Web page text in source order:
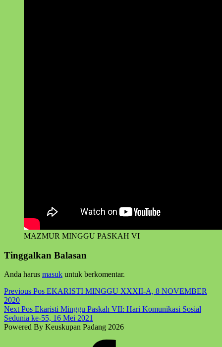
MAZMUR MINGGU PASKAH VI
Skip
back
to
main
navigation
Tinggalkan Balasan
Anda harus masuk untuk berkomentar.
Post
navigation
Previous Pos EKARISTI MINGGU XXXII-A, 8 NOVEMBER
2020
Next Pos Ekaristi Minggu Paskah VII: Hari Komunikasi Sosial
Sedunia ke-55, 16 Mei 2021
Powered By Keuskupan Padang 2026